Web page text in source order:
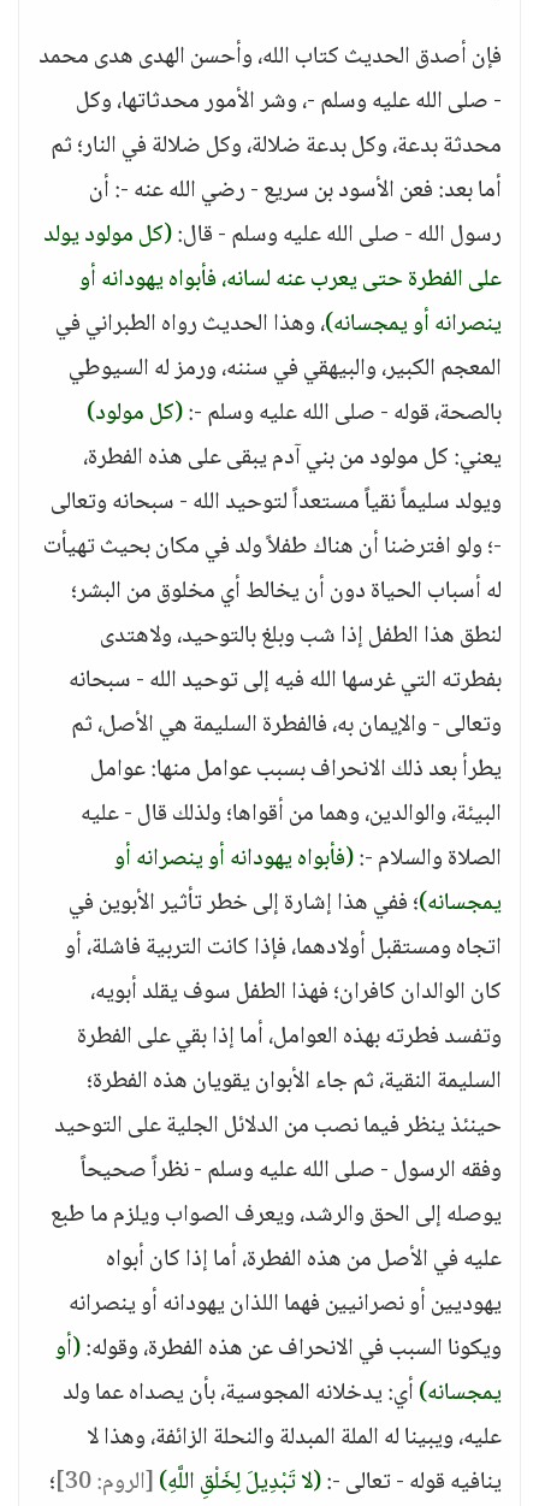
فإن أصدق الحديث كتاب الله، وأحسن الهدى هدى محمد
- صلى الله عليه وسلم -، وشر الأمور محدثاتها، وكل
محدثة بدعة، وكل بدعة ضلالة، وكل ضلالة في النار؛ ثم
أما بعد: فعن الأسود بن سريع - رضي الله عنه -: أن
رسول الله - صلى الله عليه وسلم - قال:(كل مولود يولد
على الفطرة حتى يعرب عنه لسانه، فأبواه يهودانه أو
ينصرانه أو يمجسانه)، وهذا الحديث رواه الطبراني في
المعجم الكبير، والبيهقي في سننه، ورمز له السيوطي
بالصحة، قوله - صلى الله عليه وسلم -:(كل مولود)
يعني: كل مولود من بني آدم يبقى على هذه الفطرة،
ويولد سليماً نقياً مستعداً لتوحيد الله - سبحانه وتعالى
-؛ ولو افترضنا أن هناك طفلاً ولد في مكان بحيث تهيأت
له أسباب الحياة دون أن يخالط أي مخلوق من البشر؛
لنطق هذا الطفل إذا شب وبلغ بالتوحيد، ولاهتدى
بفطرته التي غرسها الله فيه إلى توحيد الله - سبحانه
وتعالى - والإيمان به، فالفطرة السليمة هي الأصل، ثم
يطرأ بعد ذلك الانحراف بسبب عوامل منها: عوامل
البيئة، والوالدين، وهما من أقواها؛ ولذلك قال - عليه
الصلاة والسلام -:(فأبواه يهودانه أو ينصرانه أو
يمجسانه)؛ ففي هذا إشارة إلى خطر تأثير الأبوين في
اتجاه ومستقبل أولادهما، فإذا كانت التربية فاشلة، أو
كان الوالدان كافران؛ فهذا الطفل سوف يقلد أبويه،
وتفسد فطرته بهذه العوامل، أما إذا بقي على الفطرة
السليمة النقية، ثم جاء الأبوان يقويان هذه الفطرة؛
حينئذ ينظر فيما نصب من الدلائل الجلية على التوحيد
وفقه الرسول - صلى الله عليه وسلم - نظراً صحيحاً
يوصله إلى الحق والرشد، ويعرف الصواب ويلزم ما طبع
عليه في الأصل من هذه الفطرة، أما إذا كان أبواه
يهوديين أو نصرانيين فهما اللذان يهودانه أو ينصرانه
ويكونا السبب في الانحراف عن هذه الفطرة، وقوله:(أو
يمجسانه)أي: يدخلانه المجوسية، بأن يصداه عما ولد
عليه، ويبينا له الملة المبدلة والنحلة الزائفة، وهذا لا
ينافيه قوله - تعالى -:(لا تَبْدِيلَ لِخَلْقِ اللَّهِ)[الروم: 30]
؛